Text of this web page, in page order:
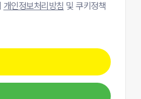
개인정보처리방침 및 쿠키정책